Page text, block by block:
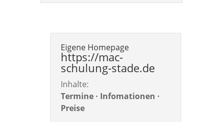
Eigene Homepage
https://mac-
schulung-stade.de
Inhalte:
Termine · Infomationen ·
Preise